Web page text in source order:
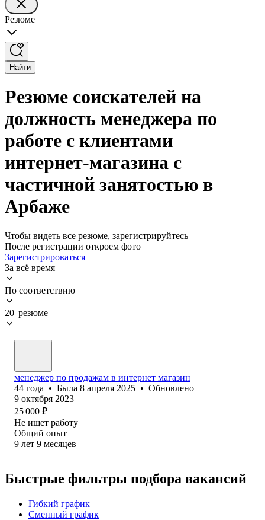
Резюме
Найти
Резюме соискателей на
должность менеджера по
работе с клиентами
интернет-магазина с
частичной занятостью в
Арбаже
Чтобы видеть все резюме, зарегистрируйтесь
После регистрации откроем фото
Зарегистрироваться
За всё время
По соответствию
20 резюме
менеджер по продажам в интернет магазин
44 года • Была 8 апреля 2025 • Обновлено
9 октября 2023
25 000 ₽
Не ищет работу
Общий опыт
9 лет 9 месяцев
Быстрые фильтры подбора вакансий
Гибкий график
Сменный график